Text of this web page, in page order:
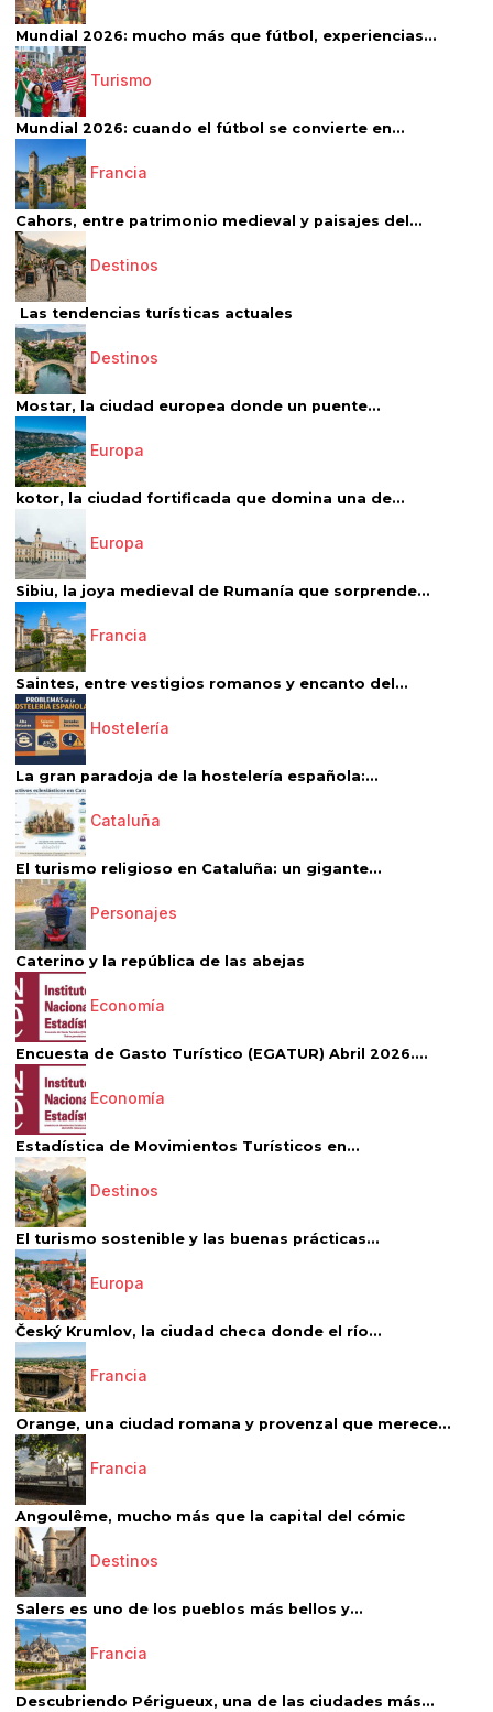
Mundial 2026: mucho más que fútbol, experiencias...
Turismo
Mundial 2026: cuando el fútbol se convierte en...
Francia
Cahors, entre patrimonio medieval y paisajes del...
Destinos
Las tendencias turísticas actuales
Destinos
Mostar, la ciudad europea donde un puente...
Europa
kotor, la ciudad fortificada que domina una de...
Europa
Sibiu, la joya medieval de Rumanía que sorprende...
Francia
Saintes, entre vestigios romanos y encanto del...
Hostelería
La gran paradoja de la hostelería española:...
Cataluña
El turismo religioso en Cataluña: un gigante...
Personajes
Caterino y la república de las abejas
Economía
Encuesta de Gasto Turístico (EGATUR) Abril 2026....
Economía
Estadística de Movimientos Turísticos en...
Destinos
El turismo sostenible y las buenas prácticas...
Europa
Český Krumlov, la ciudad checa donde el río...
Francia
Orange, una ciudad romana y provenzal que merece...
Francia
Angoulême, mucho más que la capital del cómic
Destinos
Salers es uno de los pueblos más bellos y...
Francia
Descubriendo Périgueux, una de las ciudades más...